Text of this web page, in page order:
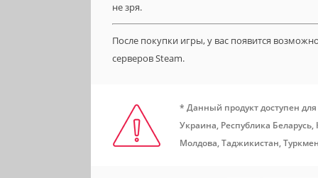
не зря.
После покупки игры, у вас появится
серверов Steam.
* Данный продукт доступен
Украина, Республика
Молдова, Таджикистан,